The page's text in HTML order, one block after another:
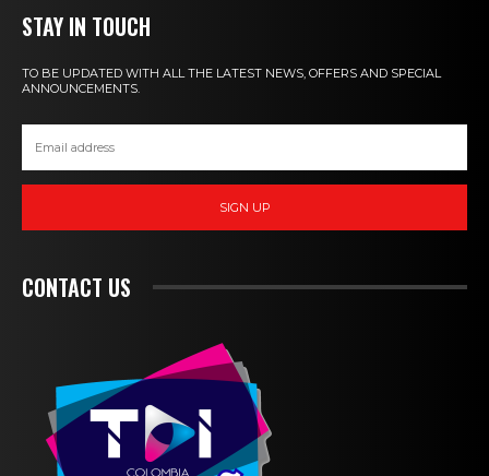
STAY IN TOUCH
TO BE UPDATED WITH ALL THE LATEST NEWS, OFFERS AND SPECIAL
ANNOUNCEMENTS.
SIGN UP
CONTACT US